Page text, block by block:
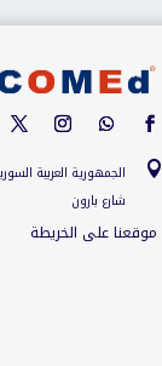

الجمهورية العربية
شارع بارون
موقعنا على الخريطة